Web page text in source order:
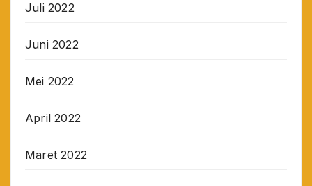
Juli 2022
Juni 2022
Mei 2022
April 2022
Maret 2022